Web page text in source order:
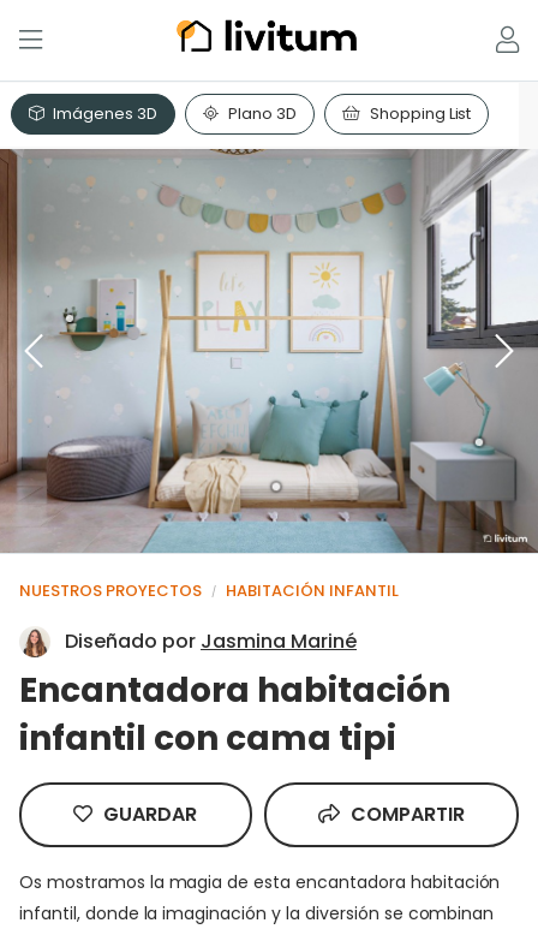
Imágenes 3D Plano 3D Shopping List
NUESTROS PROYECTOS / HABITACIÓN INFANTIL
Diseñado por Jasmina Mariné
Encantadora habitación
infantil con cama tipi
GUARDAR COMPARTIR
Os mostramos la magia de esta encantadora habitación
infantil, donde la imaginación y la diversión se combinan